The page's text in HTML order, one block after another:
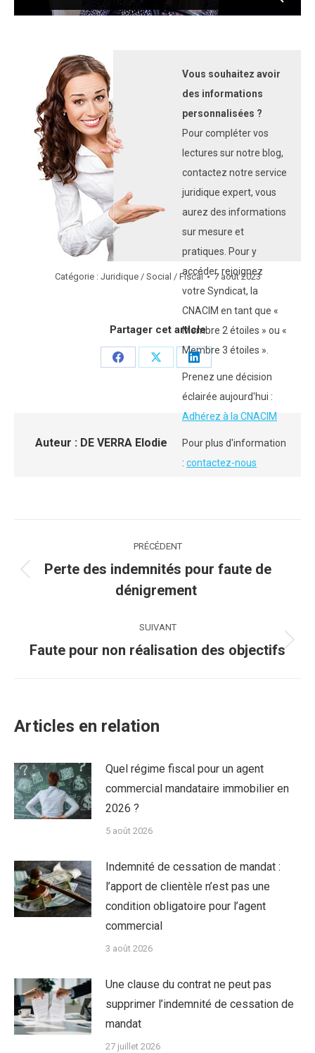
Vous souhaitez avoir
des informations
personnalisées ?
Pour compléter vos
lectures sur notre blog,
contactez notre service
juridique expert, vous
aurez des informations
sur mesure et
pratiques. Pour y
accéder, rejoignez
votre Syndicat, la
CNACIM en tant que «
Membre 2 étoiles » ou «
Membre 3 étoiles ».
Prenez une décision
éclairée aujourd'hui :
Adhérez à la CNACIM
Pour plus d'information
: contactez-nous
Catégorie : Juridique / Social / Fiscal 7 août 2023
Partager cet article
PartagerPartagerPartager
LinkedIn
Auteur : DE VERRA Elodie
article
PRÉCÉDENT
Article
précédent
Perte des indemnités pour faute de
dénigrement
SUIVANT
Article
Faute pour non réalisation des objectifs
Articles en relation
Quel régime fiscal pour un agent
commercial mandataire immobilier en
2026 ?
5 août 2026
Indemnité de cessation de mandat :
l’apport de clientèle n’est pas une
condition obligatoire pour l’agent
commercial
3 août 2026
Une clause du contrat ne peut pas
supprimer l’indemnité de cessation de
mandat
27 juillet 2026